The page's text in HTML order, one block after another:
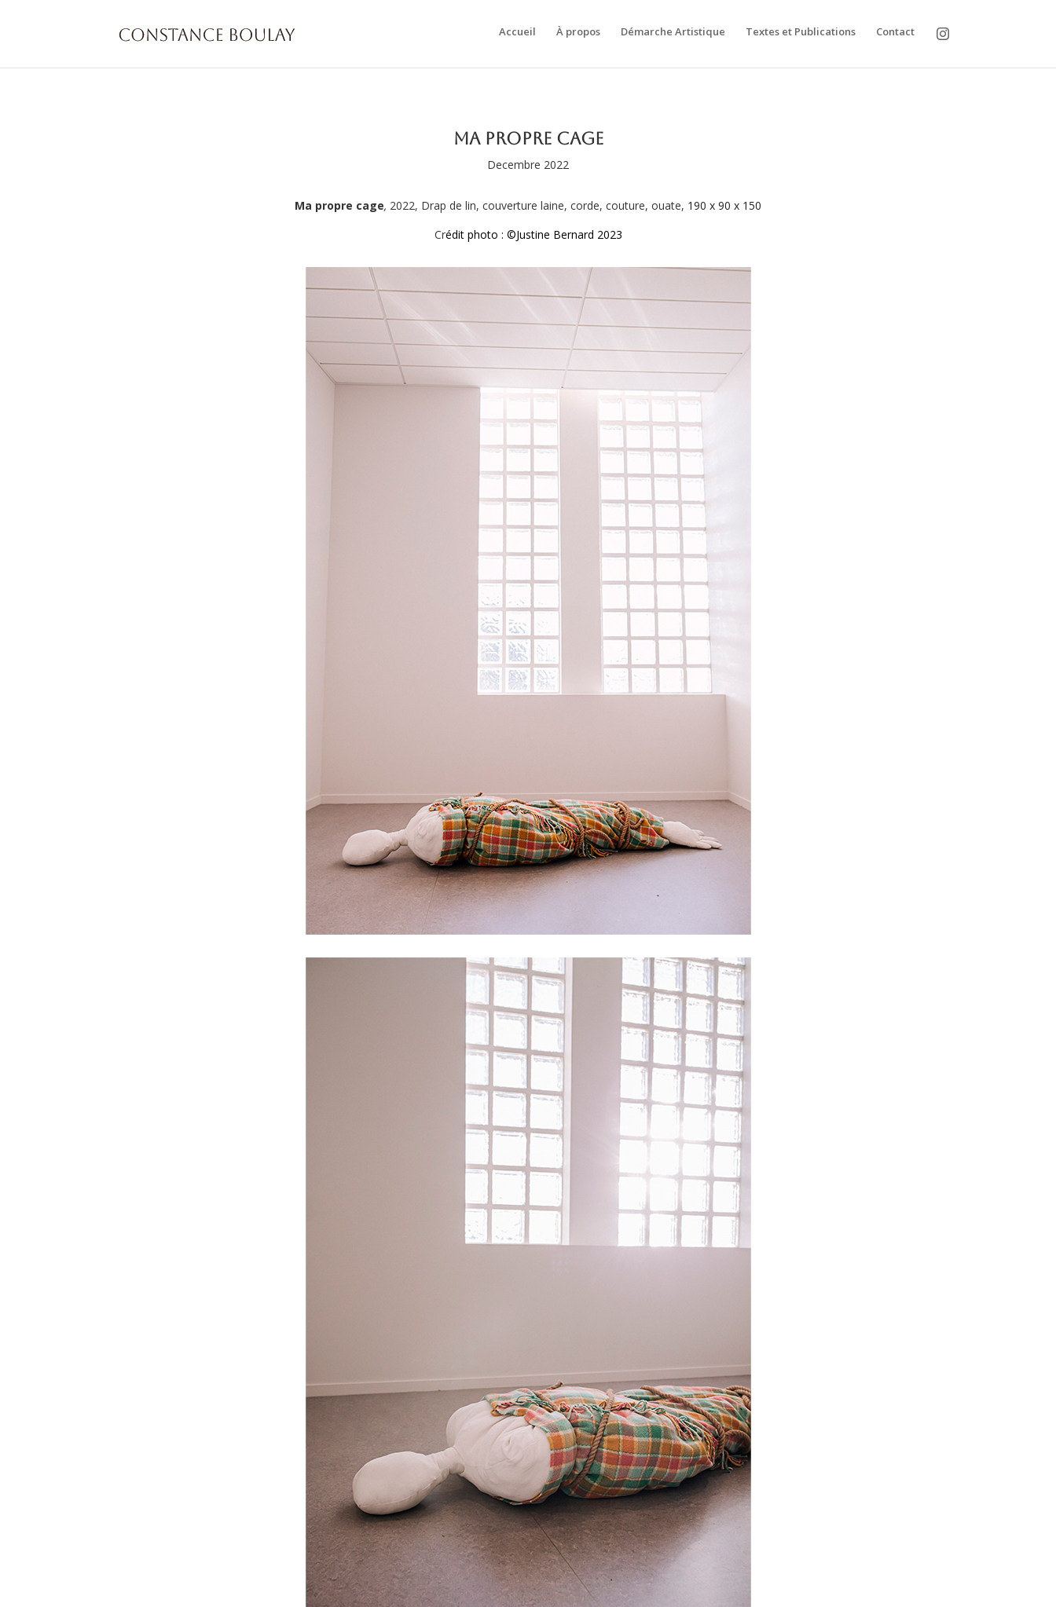
Accueil À propos Démarche Artistique Textes et Publications Contact
Ma propre cage
Decembre 2022
Ma propre cage, 2022, Drap de lin, couverture laine, corde, couture, ouate, 190 x 90 x 150
Crédit photo : ©Justine Bernard 2023